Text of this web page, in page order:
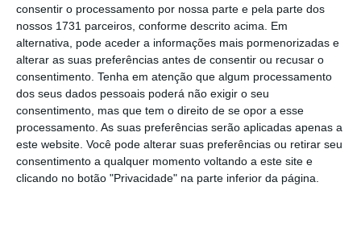
consentir o processamento por nossa parte e pela parte dos
nossos 1731 parceiros, conforme descrito acima. Em
alternativa, pode aceder a informações mais pormenorizadas e
alterar as suas preferências antes de consentir ou recusar o
consentimento. Tenha em atenção que algum processamento
dos seus dados pessoais poderá não exigir o seu
consentimento, mas que tem o direito de se opor a esse
processamento. As suas preferências serão aplicadas apenas a
este website. Você pode alterar suas preferências ou retirar seu
consentimento a qualquer momento voltando a este site e
clicando no botão "Privacidade" na parte inferior da página.
O documento, divulgado esta quarta-feira,
explica queas causas da miocardite
(inflamação do músculo cardíaco) em contexto
de Covid-19 são ainda desconhecidas e que se
supõe que “ocorre quando o sistema imune do
próprio doente, em resposta à infeção, agride
o coração, o que ainda não está provado“.